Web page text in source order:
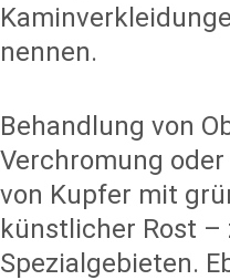
nennen.
Behandlung von
Verchromung
von Kupfer mit
künstlicher Rost –
Spezialgebieten.